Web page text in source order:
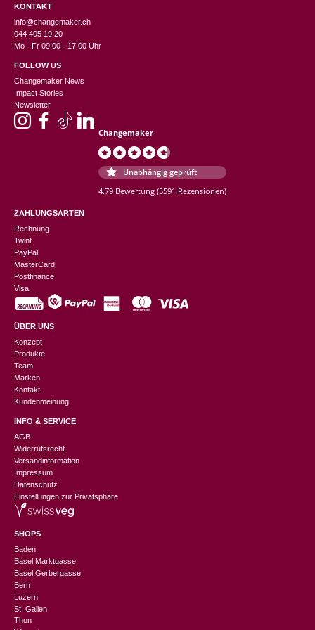
KONTAKT
info@changemaker.ch
044 405 19 20
Mo - Fr 09:00 - 17:00 Uhr
FOLLOW US
Changemaker News
Impact Stories
Newsletter
Changemaker
Unabhängig geprüft
4.79 Bewertung (5591 Rezensionen)
ZAHLUNGSARTEN
Rechnung
Twint
PayPal
MasterCard
Postfinance
Visa
ÜBER UNS
Konzept
Produkte
Team
Marken
Kontakt
Kundenmeinung
INFO & SERVICE
AGB
Widerrufsrecht
Versandinformation
Impressum
Datenschutz
Einstellungen zur Privatsphäre
SHOPS
Baden
Basel Marktgasse
Basel Gerbergasse
Bern
Luzern
St. Gallen
Thun